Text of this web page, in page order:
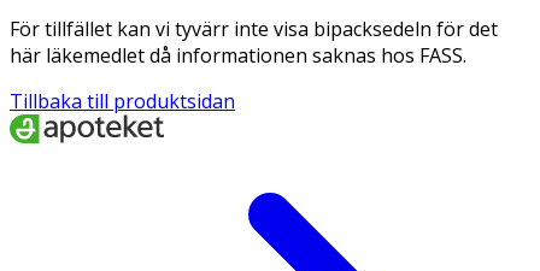
För tillfället kan vi tyvärr inte visa bipacksedeln för det
här läkemedlet då informationen saknas hos FASS.
Tillbaka till produktsidan